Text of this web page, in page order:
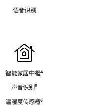
语音识别
智能家居中枢脚
⁴
声音识别脚
⁵
温湿度传感器脚
⁶